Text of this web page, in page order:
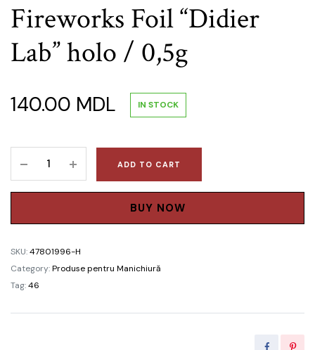
Fireworks Foil “Didier
Lab” holo / 0,5g
140.00 MDL IN STOCK
Foil
"Didier
holo
0,5g
quantity
ADD TO CART
BUY NOW
SKU:47801996-H
Category:Produse pentru Manichiură
Tag:46